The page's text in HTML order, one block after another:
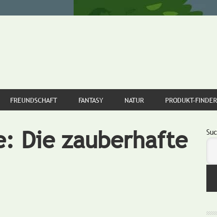
FREUNDSCHAFT FANTASY NATUR PRODUKT-FINDER
Die zauberhafte